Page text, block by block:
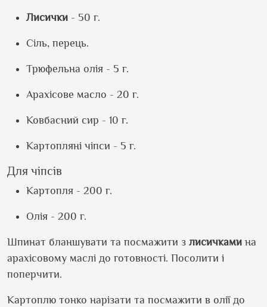
Лисички - 50 г.
Сіль, перець.
Трюфельна олія - 5 г.
Арахісове масло - 20 г.
Ковбасний сир - 10 г.
Картопляні чіпси - 5 г.
Для чіпсів
Картопля - 200 г.
Олія - 200 г.
Шпинат бланшувати та посмажити з лисичками на
арахісовому маслі до готовності. Посолити і
поперчити.
Картоплю тонко нарізати та посмажити в олії до